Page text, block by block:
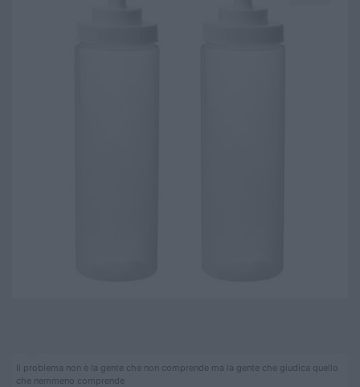
Il problema non è la gente che non comprende ma la gente che giudica quello
che nemmeno comprende